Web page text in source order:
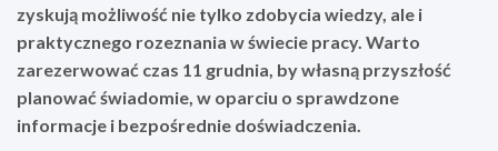
zyskują możliwość nie tylko zdobycia wiedzy, ale i
praktycznego rozeznania w świecie pracy. Warto
zarezerwować czas 11 grudnia, by własną przyszłość
planować świadomie, w oparciu o sprawdzone
informacje i bezpośrednie doświadczenia.